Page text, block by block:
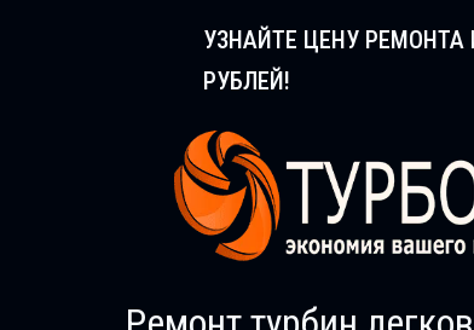
УЗНАЙТЕ ЦЕНУ РЕМОНТА
РУБЛЕЙ!